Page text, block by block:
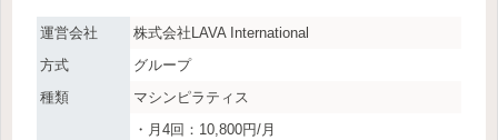
運営会社
株式会社LAVA International
方式
グループ
種類
マシンピラティス
・月4回：10,800円/月